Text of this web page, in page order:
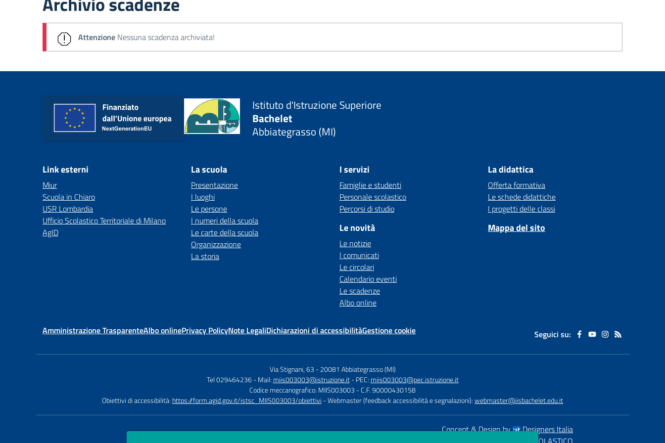
Attenzione Nessuna scadenza archiviata!
Istituto d'Istruzione Superiore
Bachelet
Abbiategrasso (MI)
Link esterni
Miur
Scuola in Chiaro
USR Lombardia
Ufficio Scolastico Territoriale di Milano
AgID
La scuola
Presentazione
I luoghi
Le persone
I numeri della scuola
Le carte della scuola
Organizzazione
La storia
I servizi
Famiglie e studenti
Personale scolastico
Percorsi di studio
Le novità
Le notizie
I comunicati
Le circolari
Calendario eventi
Le scadenze
Albo online
La didattica
Offerta formativa
Le schede didattiche
I progetti delle classi
Mappa del sito
Amministrazione TrasparenteAlbo onlinePrivacy PolicyNote LegaliDichiarazioni di accessibilitàGestione cookie Seguici su:
Via Stignani, 63 -20081 Abbiategrasso (MI)
Tel 029464236 - Mail: miis003003@istruzione.it - PEC: miis003003@pec.istruzione.it
Codice meccanografico: MIIS003003 - C.F. 90000430158
Obiettivi di accessibilità: https://form.agid.gov.it/istsc_MIIS003003/obiettivi - Webmaster (feedback accessibilità e segnalazioni):webmaster@iisbachelet.edu.it
Concept & Design by
Designers Italia